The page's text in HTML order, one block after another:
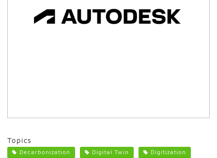
Topics
Decarbonization Digital Twin
Digitization